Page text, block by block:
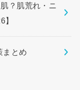
？肌荒れ・ニ
まとめ